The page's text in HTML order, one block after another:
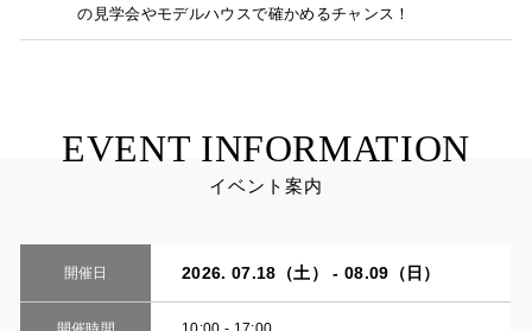
の見学会やモデルハウスで確かめるチャンス！
EVENT INFORMATION
イベント案内
開催日 2026. 07.18（土） - 08.09（日）